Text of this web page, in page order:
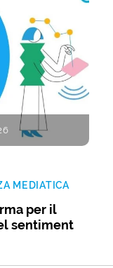
MEDIATICA
per il
sentiment